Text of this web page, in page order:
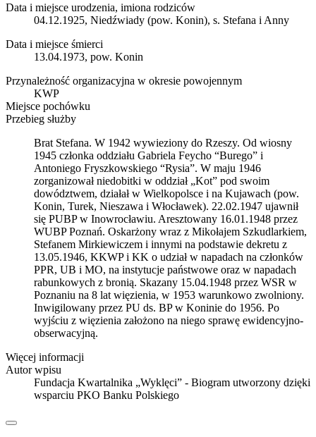
Data i miejsce urodzenia, imiona rodziców
04.12.1925, Niedźwiady (pow. Konin), s. Stefana i Anny
Data i miejsce śmierci
13.04.1973, pow. Konin
Przynależność organizacyjna w okresie powojennym
KWP
Miejsce pochówku
Przebieg służby
Brat Stefana. W 1942 wywieziony do Rzeszy. Od wiosny
1945 członka oddziału Gabriela Feycho “Burego” i
Antoniego Fryszkowskiego “Rysia”. W maju 1946
zorganizował niedobitki w oddział „Kot” pod swoim
dowództwem, działał w Wielkopolsce i na Kujawach (pow.
Konin, Turek, Nieszawa i Włocławek). 22.02.1947 ujawnił
się PUBP w Inowrocławiu. Aresztowany 16.01.1948 przez
WUBP Poznań. Oskarżony wraz z Mikołajem Szkudlarkiem,
Stefanem Mirkiewiczem i innymi na podstawie dekretu z
13.05.1946, KKWP i KK o udział w napadach na członków
PPR, UB i MO, na instytucje państwowe oraz w napadach
rabunkowych z bronią. Skazany 15.04.1948 przez WSR w
Poznaniu na 8 lat więzienia, w 1953 warunkowo zwolniony.
Inwigilowany przez PU ds. BP w Koninie do 1956. Po
wyjściu z więzienia założono na niego sprawę ewidencyjno-
obserwacyjną.
Więcej informacji
Autor wpisu
Fundacja Kwartalnika „Wyklęci” - Biogram utworzony dzięki
wsparciu PKO Banku Polskiego